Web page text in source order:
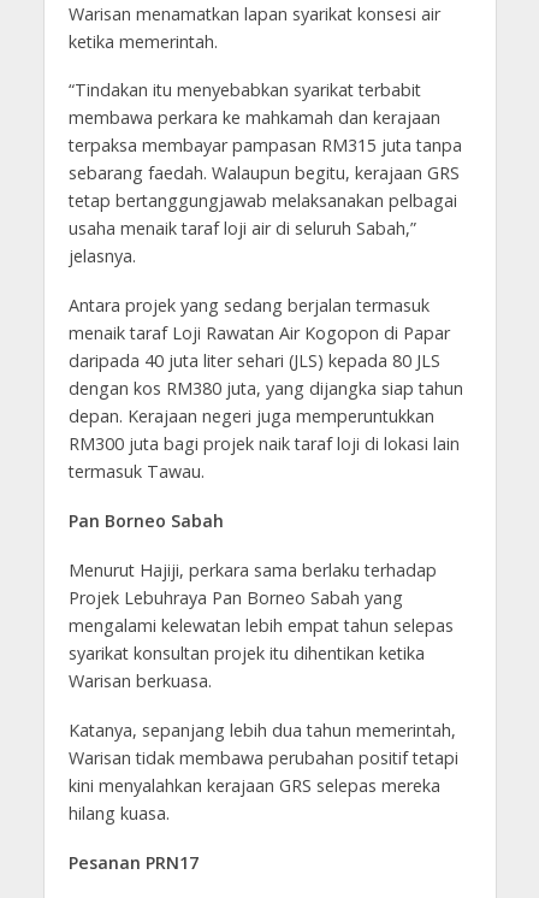
Warisan menamatkan lapan syarikat konsesi air
ketika memerintah.
“Tindakan itu menyebabkan syarikat terbabit
membawa perkara ke mahkamah dan kerajaan
terpaksa membayar pampasan RM315 juta tanpa
sebarang faedah. Walaupun begitu, kerajaan GRS
tetap bertanggungjawab melaksanakan pelbagai
usaha menaik taraf loji air di seluruh Sabah,”
jelasnya.
Antara projek yang sedang berjalan termasuk
menaik taraf Loji Rawatan Air Kogopon di Papar
daripada 40 juta liter sehari (JLS) kepada 80 JLS
dengan kos RM380 juta, yang dijangka siap tahun
depan. Kerajaan negeri juga memperuntukkan
RM300 juta bagi projek naik taraf loji di lokasi lain
termasuk Tawau.
Pan Borneo Sabah
Menurut Hajiji, perkara sama berlaku terhadap
Projek Lebuhraya Pan Borneo Sabah yang
mengalami kelewatan lebih empat tahun selepas
syarikat konsultan projek itu dihentikan ketika
Warisan berkuasa.
Katanya, sepanjang lebih dua tahun memerintah,
Warisan tidak membawa perubahan positif tetapi
kini menyalahkan kerajaan GRS selepas mereka
hilang kuasa.
Pesanan PRN17